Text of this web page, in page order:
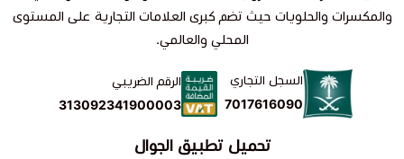
والمكسرات والحلويات حيث تضم كبرى العلامات التجارية على المستوى
المحلي والعالمي.
السجل التجاري
7017616090
الرقم الضريبي
313092341900003
تحميل تطبيق الجوال